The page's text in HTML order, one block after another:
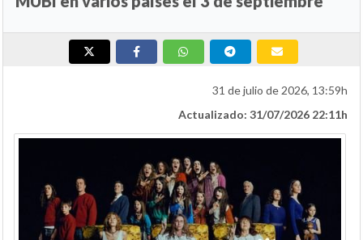
31 de julio de 2026, 13:59h
Actualizado: 31/07/2026 22:11h